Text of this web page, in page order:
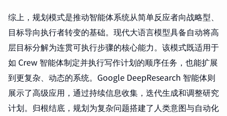
综上，规划模式是推动智能体系统从简单反应者向战略型、
目标导向执行者转变的基础。现代大语言模型具备自动将高
层目标分解为连贯可执行步骤的核心能力。该模式既适用于
如 Crew 智能体制定并执行写作计划的顺序任务，也能扩展
到更复杂、动态的系统。Google DeepResearch 智能体则
展示了高级应用，通过持续信息收集，迭代生成和调整研究
计划。归根结底，规划为复杂问题搭建了人类意图与自动化